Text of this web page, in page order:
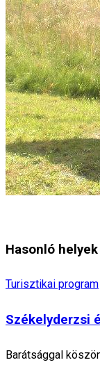
Hasonló helyek
Turisztikai program
Székelyderzsi
Barátsággal